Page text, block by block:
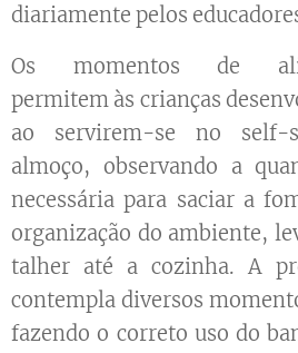
diariamente pelos
Os momentos de
permitem às crianças
ao servirem-se no self-
almoço, observando a
necessária para saciar a
organização do ambiente,
talher até a cozinha. A
contempla diversos
fazendo o correto uso do